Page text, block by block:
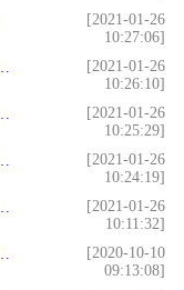
[2021-01-26
10:27:06]
[2021-01-26
10:26:10]
[2021-01-26
10:25:29]
[2021-01-26
10:24:19]
[2021-01-26
10:11:32]
[2020-10-10
09:13:08]